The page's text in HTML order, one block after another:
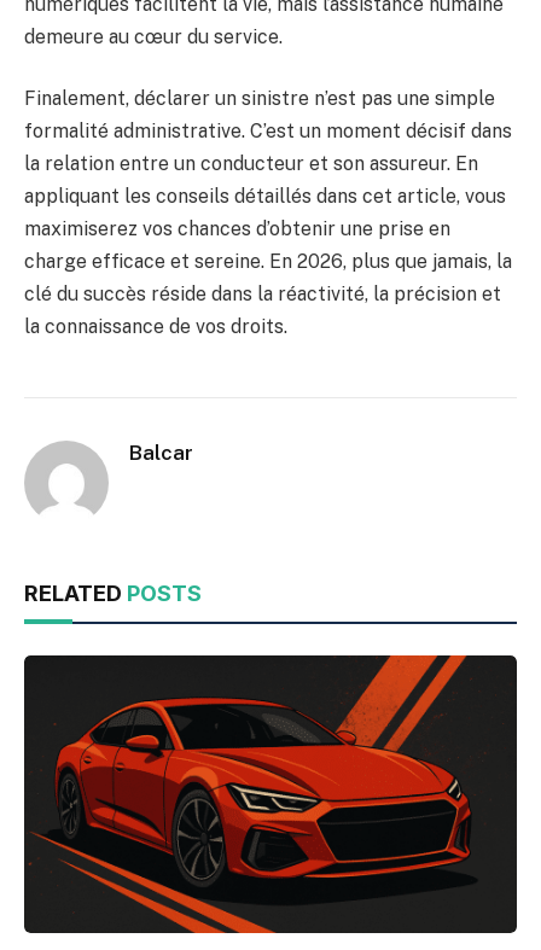
demeure au cœur du service.
Finalement, déclarer un sinistre n’est pas une simple
formalité administrative. C’est un moment décisif dans
la relation entre un conducteur et son assureur. En
appliquant les conseils détaillés dans cet article, vous
maximiserez vos chances d’obtenir une prise en
charge efficace et sereine. En 2026, plus que jamais, la
clé du succès réside dans la réactivité, la précision et
la connaissance de vos droits.
Balcar
RELATED POSTS